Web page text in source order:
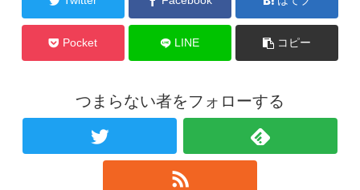
Pocket LINE コピー
つまらない者をフォローする